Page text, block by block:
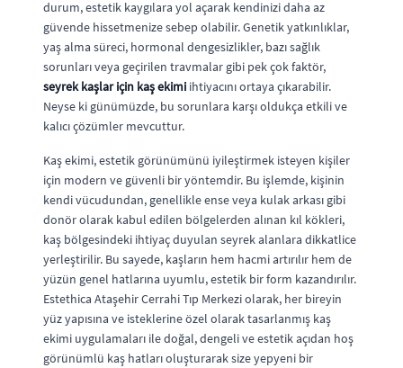
durum, estetik kaygılara yol açarak kendinizi daha az
güvende hissetmenize sebep olabilir. Genetik yatkınlıklar,
yaş alma süreci, hormonal dengesizlikler, bazı sağlık
sorunları veya geçirilen travmalar gibi pek çok faktör,
seyrek kaşlar için kaş ekimi ihtiyacını ortaya çıkarabilir.
Neyse ki günümüzde, bu sorunlara karşı oldukça etkili ve
kalıcı çözümler mevcuttur.
Kaş ekimi, estetik görünümünü iyileştirmek isteyen kişiler
için modern ve güvenli bir yöntemdir. Bu işlemde, kişinin
kendi vücudundan, genellikle ense veya kulak arkası gibi
donör olarak kabul edilen bölgelerden alınan kıl kökleri,
kaş bölgesindeki ihtiyaç duyulan seyrek alanlara dikkatlice
yerleştirilir. Bu sayede, kaşların hem hacmi artırılır hem de
yüzün genel hatlarına uyumlu, estetik bir form kazandırılır.
Estethica Ataşehir Cerrahi Tıp Merkezi olarak, her bireyin
yüz yapısına ve isteklerine özel olarak tasarlanmış kaş
ekimi uygulamaları ile doğal, dengeli ve estetik açıdan hoş
görünümlü kaş hatları oluşturarak size yepyeni bir